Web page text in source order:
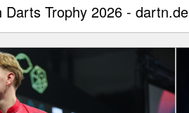
Darts Trophy 2026 - dartn.de